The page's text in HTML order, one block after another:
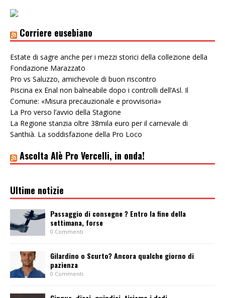
Corriere eusebiano
Estate di sagre anche per i mezzi storici della collezione della
Fondazione Marazzato
Pro vs Saluzzo, amichevole di buon riscontro
Piscina ex Enal non balneabile dopo i controlli dell’Asl. Il
Comune: «Misura precauzionale e provvisoria»
La Pro verso l’avvio della Stagione
La Regione stanzia oltre 38mila euro per il carnevale di
Santhià. La soddisfazione della Pro Loco
Ascolta Alè Pro Vercelli, in onda!
Ultime notizie
Passaggio di consegne ? Entro la fine della
settimana, forse
0 Commenti
Gilardino o Scurto? Ancora qualche giorno di
pazienza
0 Commenti